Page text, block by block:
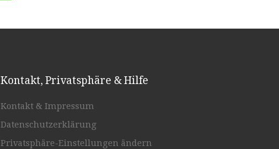
Kontakt, Privatsphäre & Hilfe
Kontakt & Impressum
Datenschutzerklärung
Privatsphäre-Einstellungen ändern